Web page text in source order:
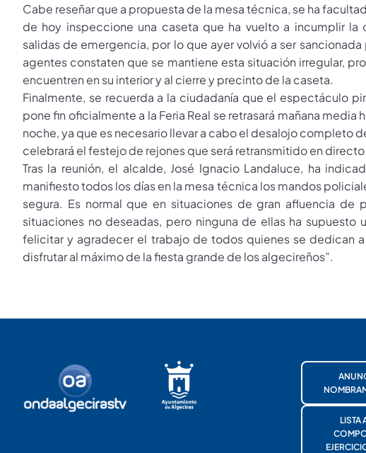
Cabe reseñar que a propuesta de la mesa técnica, se ha
de hoy inspeccione una caseta que ha vuelto a incumplir
salidas de emergencia, por lo que ayer volvió a ser
agentes constaten que se mantiene esta situación irregular,
encuentren en su interior y al cierre y precinto de la caseta.
Finalmente, se recuerda a la ciudadanía que el espectáculo
pone fin oficialmente a la Feria Real se retrasará mañana
noche, ya que es necesario llevar a cabo el desalojo completo
celebrará el festejo de rejones que será retransmitido en directo
Tras la reunión, el alcalde, José Ignacio Landaluce, ha
manifiesto todos los días en la mesa técnica los mandos
segura. Es normal que en situaciones de gran afluencia
situaciones no deseadas, pero ninguna de ellas ha
felicitar y agradecer el trabajo de todos quienes se dedican
disfrutar al máximo de la fiesta grande de los algecireños”.
LISTA